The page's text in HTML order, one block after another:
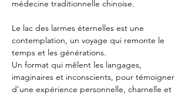
médecine traditionnelle chinoise.
Le lac des larmes éternelles est une
contemplation, un voyage qui remonte le
temps et les générations.
Un format qui mêlent les langages,
imaginaires et inconscients, pour témoigner
d’une expérience personnelle, charnelle et